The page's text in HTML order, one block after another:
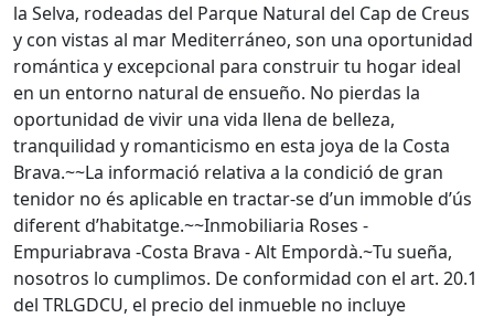
la Selva, rodeadas del Parque Natural del Cap de Creus
y con vistas al mar Mediterráneo, son una oportunidad
romántica y excepcional para construir tu hogar ideal
en un entorno natural de ensueño. No pierdas la
oportunidad de vivir una vida llena de belleza,
tranquilidad y romanticismo en esta joya de la Costa
Brava.~~La informació relativa a la condició de gran
tenidor no és aplicable en tractar-se d’un immoble d’ús
diferent d’habitatge.~~Inmobiliaria Roses -
Empuriabrava -Costa Brava - Alt Empordà.~Tu sueña,
nosotros lo cumplimos. De conformidad con el art. 20.1
del TRLGDCU, el precio del inmueble no incluye